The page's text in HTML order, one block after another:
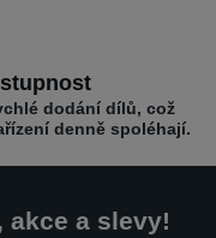
dodání dílů, což
denně spoléhají.
akce a slevy!